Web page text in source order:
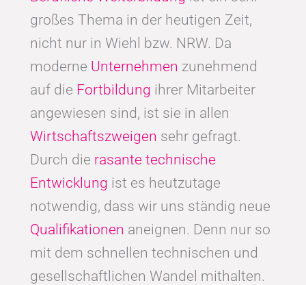
großes Thema in der heutigen Zeit,
nicht nur in Wiehl bzw. NRW. Da
moderne Unternehmen zunehmend
auf die Fortbildung ihrer Mitarbeiter
angewiesen sind, ist sie in allen
Wirtschaftszweigen sehr gefragt.
Durch die rasante technische
Entwicklung ist es heutzutage
notwendig, dass wir uns ständig neue
Qualifikationen aneignen. Denn nur so
mit dem schnellen technischen und
gesellschaftlichen Wandel mithalten.